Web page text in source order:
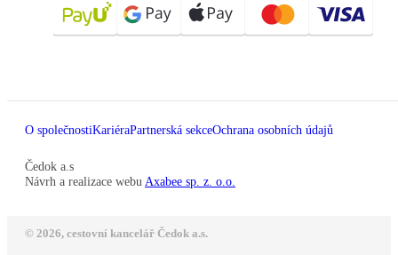
O společnostiKariéraPartnerská sekceOchrana osobních údajů
Čedok a.s
Návrh a realizace webu Axabee sp. z. o.o.
© 2026, cestovní kancelář Čedok a.s.